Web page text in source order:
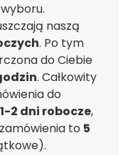
naszą
. Po tym
do Ciebie
. Całkowity
do
1-2 dni robocze,
to 5